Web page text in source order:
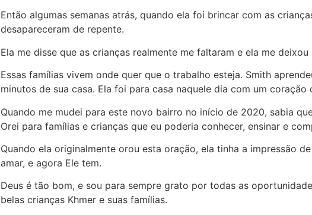
Então algumas semanas atrás, quando ela foi brincar com as
desapareceram de repente.
Ela me disse que as crianças realmente me faltaram e ela me
Essas famílias vivem onde quer que o trabalho esteja. Smith
minutos de sua casa. Ela foi para casa naquele dia com um
Quando me mudei para este novo bairro no início de 2020, sabia
Orei para famílias e crianças que eu poderia conhecer, ensinar e
Quando ela originalmente orou esta oração, ela tinha a impressão
amar, e agora Ele tem.
Deus é tão bom, e sou para sempre grato por todas as
belas crianças Khmer e suas famílias.